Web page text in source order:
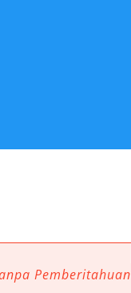
Pemberitahuan